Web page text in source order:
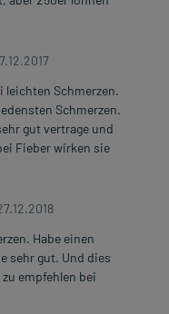
ab 43 kg Körpergewicht
der Mahlzeit
mit einem Arzt
Flüssigkeit (z.B. 1 Glas
leichten Schmerzen.
Schmerzen.
gut vertrage und
Fieber wirken sie
Habe einen
sehr gut. Und dies
empfehlen bei